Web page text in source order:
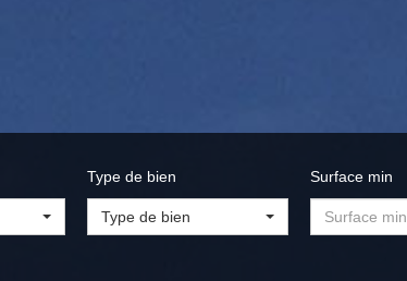
Type de bien
Type de bien
Surface min